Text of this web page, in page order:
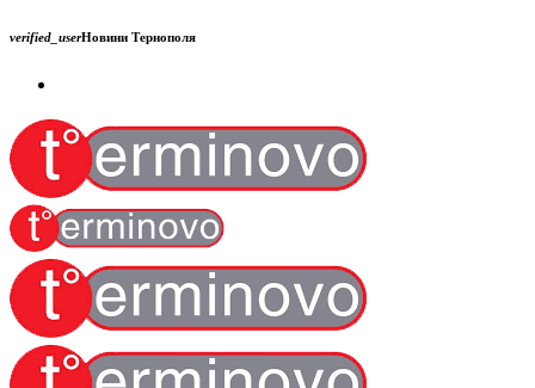
verified_userНовини Тернополя